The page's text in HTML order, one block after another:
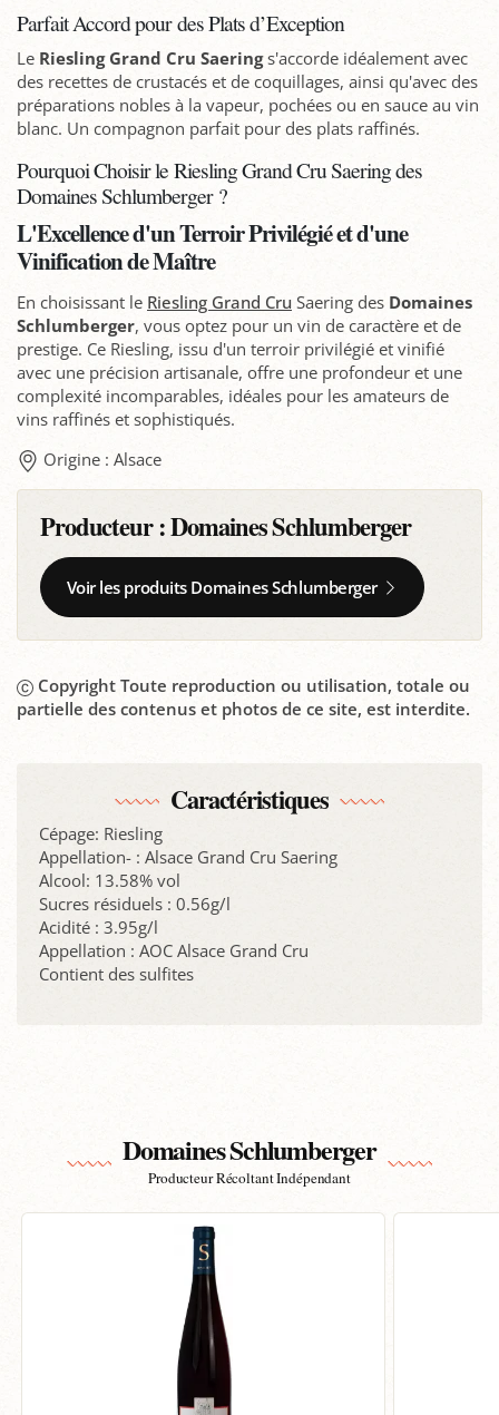
Parfait Accord pour des Plats d’Exception
Le Riesling Grand Cru Saerings'accorde idéalement avec
des recettes de crustacés et de coquillages, ainsi qu'avec des
préparations nobles à la vapeur, pochées ou en sauce au vin
blanc. Un compagnon parfait pour des plats raffinés.
Pourquoi Choisir le Riesling Grand Cru Saering des
Domaines Schlumberger ?
L'Excellence d'un Terroir Privilégié et d'une
Vinification de Maître
En choisissant le Riesling Grand Cru Saering des Domaines
Schlumberger, vous optez pour un vin de caractère et de
prestige. Ce Riesling, issu d'un terroir privilégié et vinifié
avec une précision artisanale, offre une profondeur et une
complexité incomparables, idéales pour les amateurs de
vins raffinés et sophistiqués.
Origine : Alsace
Producteur :Domaines Schlumberger
Voir les produits Domaines Schlumberger
Copyright Toute reproduction ou utilisation, totale ou
partielle des contenus et photos de ce site, est interdite.
Caractéristiques
Cépage: Riesling
Appellation- : Alsace Grand Cru Saering
Alcool: 13.58% vol
Sucres résiduels : 0.56g/l
Acidité : 3.95g/l
Appellation : AOC Alsace Grand Cru
Contient des sulfites
Domaines Schlumberger
Producteur Récoltant Indépendant